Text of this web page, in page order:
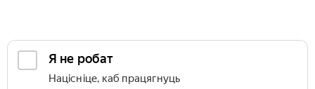
Я не робат
Націсніце, каб працягнуць